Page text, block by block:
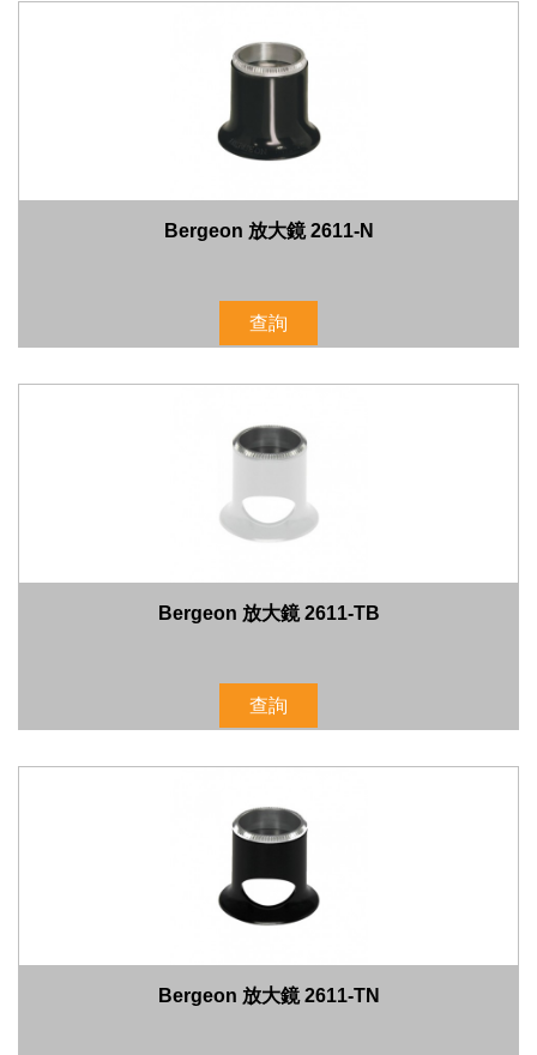
Bergeon 放大鏡 2611-N
查詢
Bergeon 放大鏡 2611-TB
查詢
Bergeon 放大鏡 2611-TN